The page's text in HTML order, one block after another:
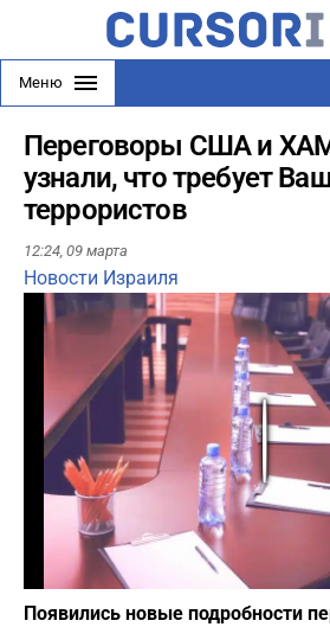
Меню
Переговоры США и
узнали, что требует
террористов
12:24, 09 марта
Новости Израиля
Play
Появились новые подробности